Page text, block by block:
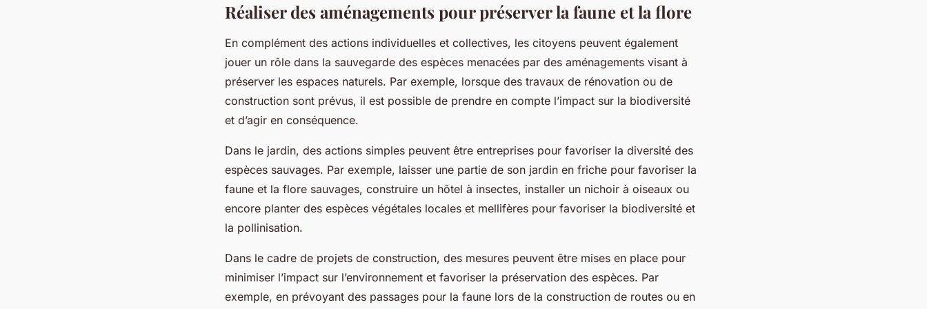
Réaliser des aménagements pour préserver la faune et la flore
En complément des actions individuelles et collectives, les citoyens peuvent également
jouer un rôle dans la sauvegarde des espèces menacées par des aménagements visant à
préserver les espaces naturels. Par exemple, lorsque des travaux de rénovation ou de
construction sont prévus, il est possible de prendre en compte l’impact sur la biodiversité
et d’agir en conséquence.
Dans le jardin, des actions simples peuvent être entreprises pour favoriser la diversité des
espèces sauvages. Par exemple, laisser une partie de son jardin en friche pour favoriser la
faune et la flore sauvages, construire un hôtel à insectes, installer un nichoir à oiseaux ou
encore planter des espèces végétales locales et mellifères pour favoriser la biodiversité et
la pollinisation.
Dans le cadre de projets de construction, des mesures peuvent être mises en place pour
minimiser l’impact sur l’environnement et favoriser la préservation des espèces. Par
exemple, en prévoyant des passages pour la faune lors de la construction de routes ou en